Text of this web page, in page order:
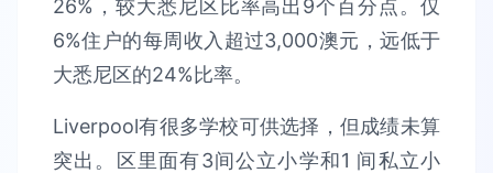
26%，较大悉尼区比率高出9个百分点。仅
6%住户的每周收入超过3,000澳元，远低于
大悉尼区的24%比率。
Liverpool有很多学校可供选择，但成绩未算
突出。区里面有3间公立小学和1 间私立小